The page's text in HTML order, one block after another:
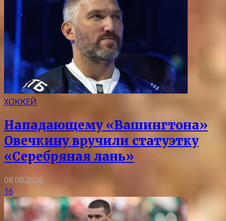
ХОККЕЙ
Нападающему «Вашингтона»
Овечкину вручили статуэтку
«Серебряная лань»
08.08.2026
16